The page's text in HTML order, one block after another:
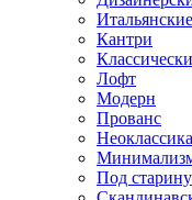
Итальянские
Кантри
Лофт
Модерн
Прованс
Неоклассика
Под старину